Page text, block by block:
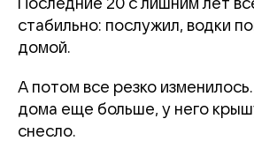
Последние 20 с лишним лет
стабильно: послужил, водки
домой.
А потом все резко
дома еще больше, у него
снесло.